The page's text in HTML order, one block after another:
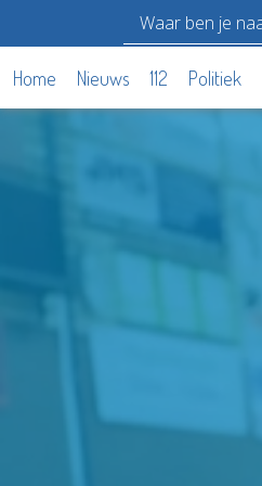
Home Nieuws 112 Politiek